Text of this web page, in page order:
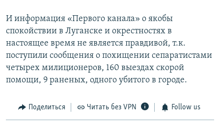
И информация «Первого канала» о якобы
спокойствии в Луганске и окрестностях в
настоящее время не является правдивой, т.к.
поступили сообщения о похищении сепаратистами
четырех милиционеров, 160 выездах скорой
помощи, 9 раненых, одного убитого в городе.
Поделиться Читать без VPN Follow us